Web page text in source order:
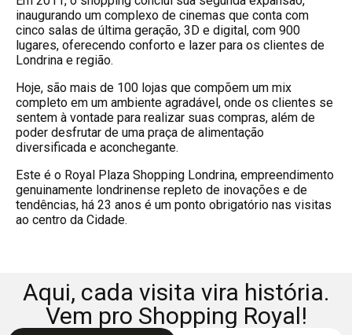
inaugurando um complexo de cinemas que conta com
cinco salas de última geração, 3D e digital, com 900
lugares, oferecendo conforto e lazer para os clientes de
Londrina e região.
Hoje, são mais de 100 lojas que compõem um mix
completo em um ambiente agradável, onde os clientes se
sentem à vontade para realizar suas compras, além de
poder desfrutar de uma praça de alimentação
diversificada e aconchegante.
Este é o Royal Plaza Shopping Londrina, empreendimento
genuinamente londrinense repleto de inovações e de
tendências, há 23 anos é um ponto obrigatório nas visitas
ao centro da Cidade.
Aqui, cada visita vira história.
Vem pro Shopping Royal!